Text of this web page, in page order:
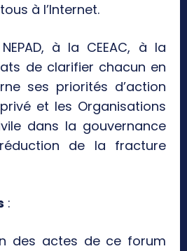
à l’Internet.
à la CEEAC, à la
de clarifier chacun en
ses priorités d’action
et les Organisations
dans la gouvernance
de la fracture
:
des actes de ce forum